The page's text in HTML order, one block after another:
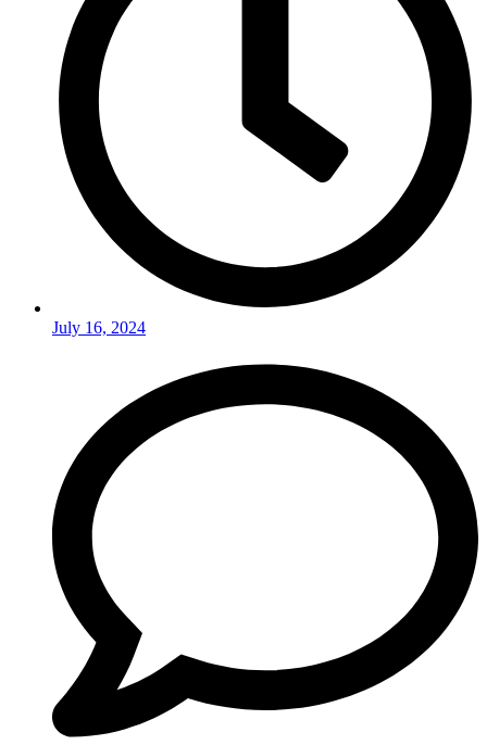
July 16, 2024